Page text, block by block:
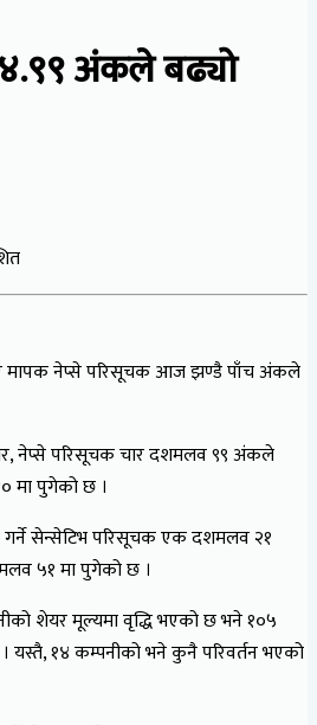
अंकले बढ्यो
मापक नेप्से परिसूचक आज झण्डै पाँच अंकले
नेप्से परिसूचक चार दशमलव ९९ अंकले
मा पुगेको छ ।
गर्ने सेन्सेटिभ परिसूचक एक दशमलव २१
५१ मा पुगेको छ ।
शेयर मूल्यमा वृद्धि भएको छ भने १०५
१४ कम्पनीको भने कुनै परिवर्तन भएको